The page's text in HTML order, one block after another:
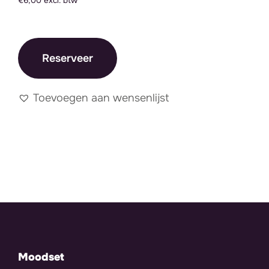
Reserveer
Toevoegen aan wensenlijst
Moodset